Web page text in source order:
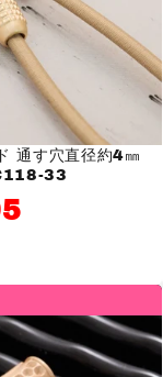
通す穴直径約4㎜
33